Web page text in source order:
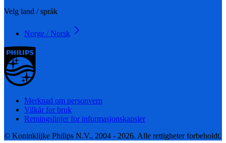
Velg land / språk
Norge / Norsk
Merknad om personvern
Vilkår for bruk
Retningslinjer for informasjonskapsler
© Koninklijke Philips N.V., 2004 - 2026. Alle rettigheter forbeholdt.